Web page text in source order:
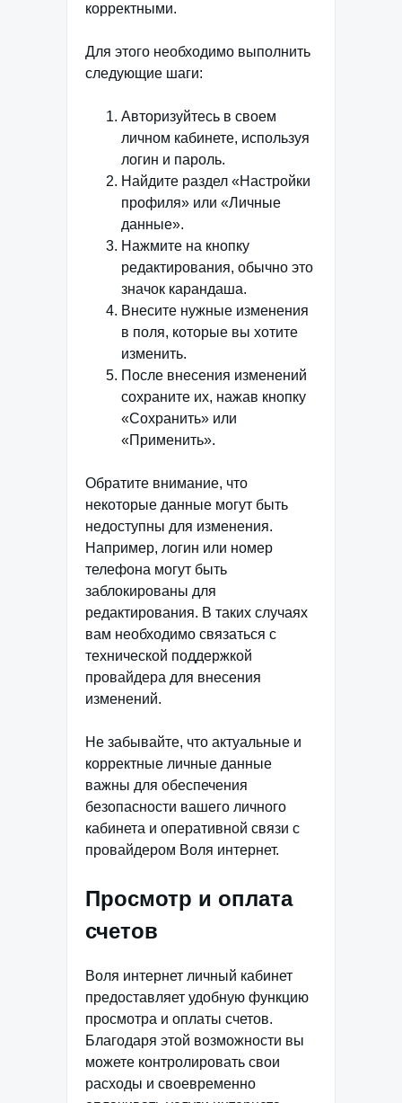
корректными.
Для этого необходимо выполнить
следующие шаги:
Авторизуйтесь в своем
личном кабинете, используя
логин и пароль.
Найдите раздел «Настройки
профиля» или «Личные
данные».
Нажмите на кнопку
редактирования, обычно это
значок карандаша.
Внесите нужные изменения
в поля, которые вы хотите
изменить.
После внесения изменений
сохраните их, нажав кнопку
«Сохранить» или
«Применить».
Обратите внимание, что
некоторые данные могут быть
недоступны для изменения.
Например, логин или номер
телефона могут быть
заблокированы для
редактирования. В таких случаях
вам необходимо связаться с
технической поддержкой
провайдера для внесения
изменений.
Не забывайте, что актуальные и
корректные личные данные
важны для обеспечения
безопасности вашего личного
кабинета и оперативной связи с
провайдером Воля интернет.
Просмотр и оплата
счетов
Воля интернет личный кабинет
предоставляет удобную функцию
просмотра и оплаты счетов.
Благодаря этой возможности вы
можете контролировать свои
расходы и своевременно